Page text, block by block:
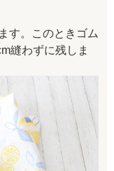
す。このときゴム
縫わずに残しま